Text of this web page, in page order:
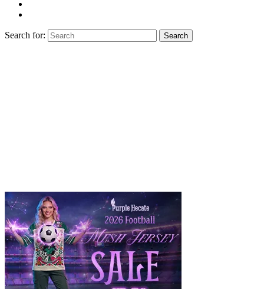
Search for: Search